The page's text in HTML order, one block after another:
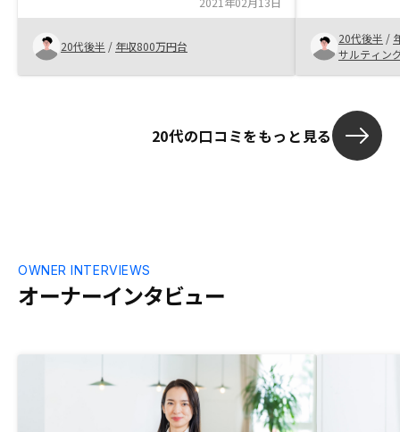
不安。購入にあたっての諸手続きに要する
手間や時間を事前にご説明いただきたかっ
た。 20代後半 / 年収800万円台
リスクなど、
本業に打ち込
20代後半 /
サルティン
20代の口コミをもっと見る
オーナーインタビュー
OWNER INTERVIEWS